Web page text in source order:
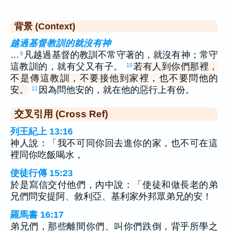
背景 (Context)
越過基督教訓的就沒有神
… 9 凡越過基督的教訓不常守著的，就沒有神；常守
這教訓的，就有父又有子。
10 若有人到你們那裡，
不是傳這教訓，不要接他到家裡，也不要問他的
安。
11 因為問他安的，就在他的惡行上有份。
交叉引用 (Cross Ref)
列王紀上 13:16
神人說：「我不可同你回去進你的家，也不可在這
裡同你吃飯喝水，
使徒行傳 15:23
於是寫信交付他們，內中說：「使徒和做長老的弟
兄們問安提阿、敘利亞、基利家外邦眾弟兄的安！
羅馬書 16:17
弟兄們，那些離間你們、叫你們跌倒，背乎所學之